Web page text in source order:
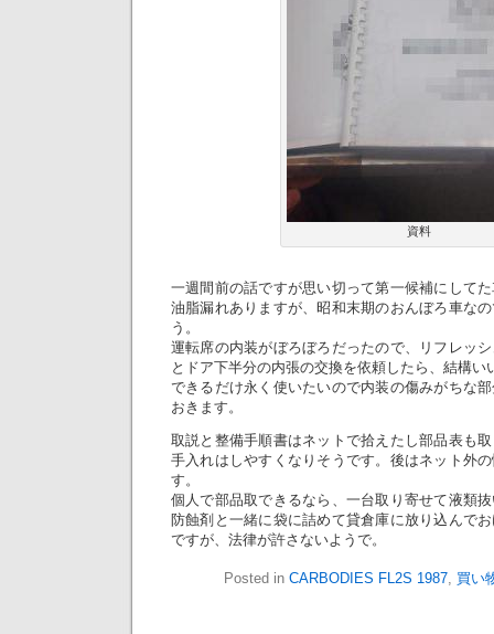
資料
一週間前の話ですが思い切って第一候補にして
油脂漏れありますが、昭和末期のおんぼろ車な
う。
運転席の内装がぼろぼろだったので、リフレッ
とドア下半分の内張の交換を依頼したら、結構い
できるだけ永く使いたいので内装の傷みがちな
おきます。
取説と整備手順書はネットで拾えたし部品表も
手入れはしやすくなりそうです。後はネット外
す。
個人で部品取できるなら、一台取り寄せて液類
防蝕剤と一緒に袋に詰めて貸倉庫に放り込んで
ですが、法律が許さないようで。
Posted in CARBODIES FL2S 1987, 買い